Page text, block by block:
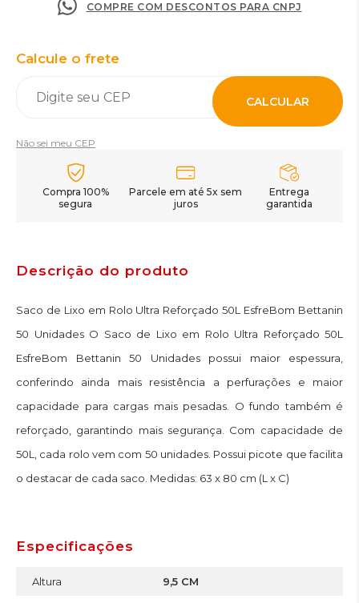
COMPRE COM DESCONTOS PARA CNPJ
Calcule o frete
CALCULAR
Não sei meu CEP
Compra 100%
segura
Parcele em até 5x sem
juros
Entrega
garantida
Descrição do produto
Saco de Lixo em Rolo Ultra Reforçado 50L EsfreBom Bettanin
50 Unidades O Saco de Lixo em Rolo Ultra Reforçado 50L
EsfreBom Bettanin 50 Unidades possui maior espessura,
conferindo ainda mais resistência a perfurações e maior
capacidade para cargas mais pesadas. O fundo também é
reforçado, garantindo mais segurança. Com capacidade de
50L, cada rolo vem com 50 unidades. Possui picote que facilita
o destacar de cada saco. Medidas: 63 x 80 cm (L x C)
Especificações
Altura 9,5 CM